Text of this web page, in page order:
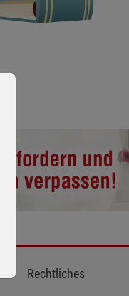
Rechtliches